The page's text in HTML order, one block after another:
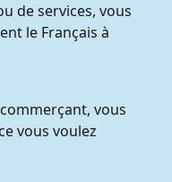
de services, vous
le Français à
vous
vous voulez